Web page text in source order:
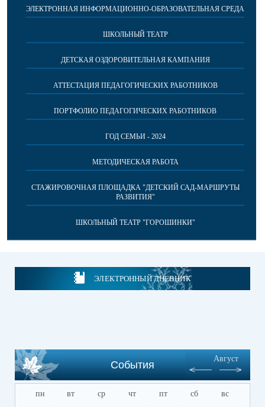
ЭЛЕКТРОННАЯ ИНФОРМАЦИОННО-ОБРАЗОВАТЕЛЬНАЯ СРЕДА
ШКОЛЬНЫЙ ТЕАТР
ДЕТСКАЯ ОЗДОРОВИТЕЛЬНАЯ КАМПАНИЯ
АТТЕСТАЦИЯ ПЕДАГОГИЧЕСКИХ РАБОТНИКОВ
ПОРТФОЛИО ПЕДАГОГИЧЕСКИХ РАБОТНИКОВ
ГОД СЕМЬИ - 2024
МЕТОДИЧЕСКАЯ РАБОТА
СТАЖИРОВОЧНАЯ ПЛОЩАДКА "ДЕТСКИЙ САД-МАРШРУТЫ
РАЗВИТИЯ"
ШКОЛЬНЫЙ ТЕАТР "ГОРОШИНКИ"
ЭЛЕКТРОННЫЙ ДНЕВНИК
События
Август
пн вт ср чт пт сб вс